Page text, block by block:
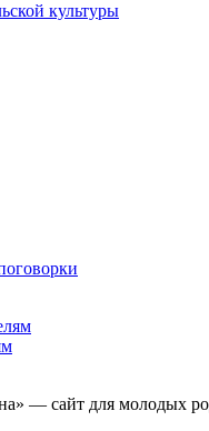
культуры
— сайт для молодых